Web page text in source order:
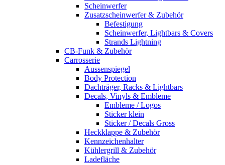
Scheinwerfer
Zusatzscheinwerfer & Zubehör
Befestigung
Scheinwerfer, Lightbars & Covers
Strands Lightning
CB-Funk & Zubehör
Carrosserie
Aussenspiegel
Body Protection
Dachträger, Racks & Lightbars
Decals, Vinyls & Embleme
Embleme / Logos
Sticker klein
Sticker / Decals Gross
Heckklappe & Zubehör
Kennzeichenhalter
Kühlergrill & Zubehör
Ladefläche